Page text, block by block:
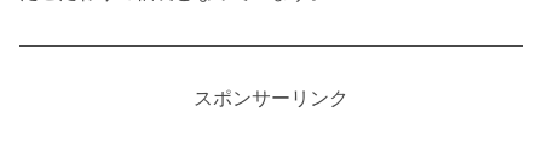
スポンサーリンク